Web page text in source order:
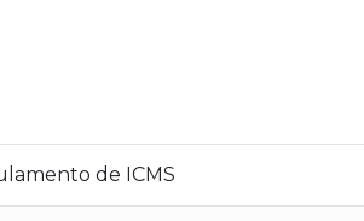
de ICMS